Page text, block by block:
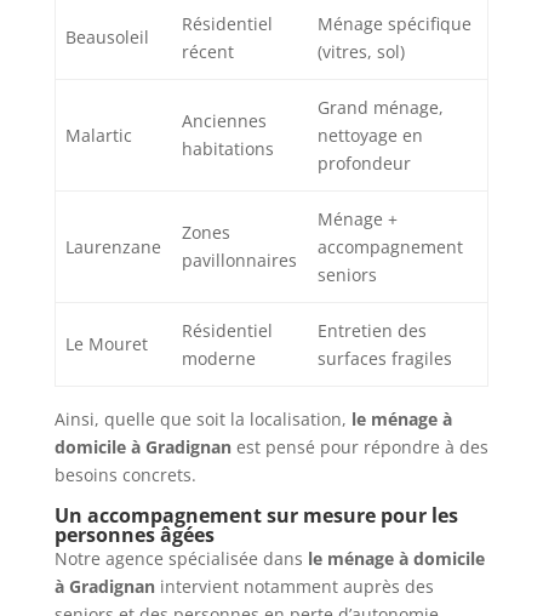
Beausoleil
Résidentiel
récent
Ménage spécifique
(vitres, sol)
Malartic
Anciennes
habitations
Grand ménage,
nettoyage en
profondeur
Laurenzane
Zones
pavillonnaires
Ménage +
accompagnement
seniors
Le Mouret
Résidentiel
moderne
Entretien des
surfaces fragiles
Ainsi, quelle que soit la localisation, le ménage à
domicile à Gradignanest pensé pour répondre à des
besoins concrets.
Un accompagnement sur mesure pour les
personnes âgées
Notre agence spécialisée dans le ménage à domicile
à Gradignanintervient notamment auprès des